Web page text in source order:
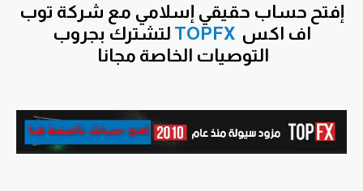
إفتح حساب حقيقي إسلامي مع شركة توب
اف اكسTOPFX لتشترك بجروب
التوصيات الخاصة مجانا